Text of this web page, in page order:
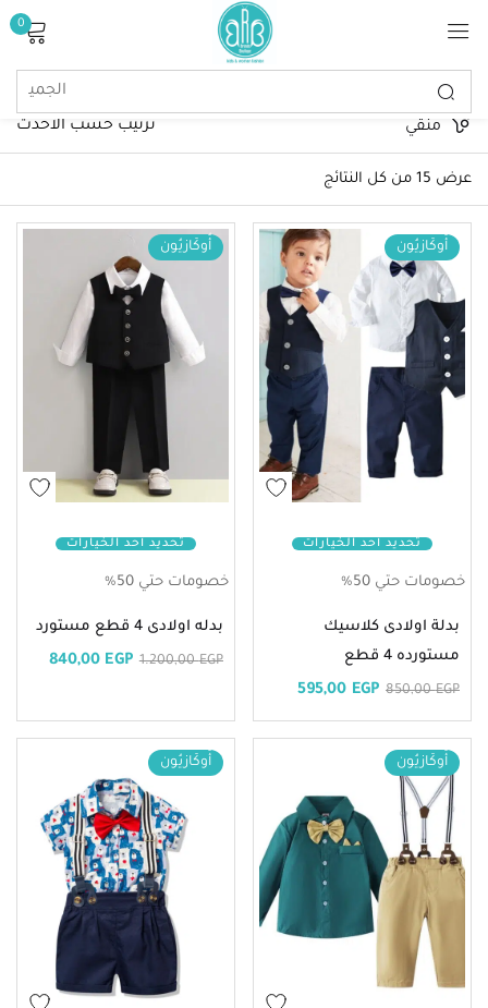
0
عرض ⁦15⁩ من كل النتائج
منقي ترتيب حسب الأحدث
تحديد أحد الخيارات
أُوكَازيُون
خصومات حتي 50%
بدلة اولادى كلاسيك
مستورده 4 قطع
850,00EGP
595,00 EGP
تحديد أحد الخيارات
أُوكَازيُون
خصومات حتي 50%
بدله اولادى 4 قطع مستورد
1.200,00EGP
840,00 EGP
أُوكَازيُون أُوكَازيُون
تسجيل الدخول
Alternative:
تذكرنى كلمة مرور مفقودة؟
تسجيل الدخول
إنشاء حساب